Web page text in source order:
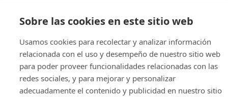
Sobre las cookies en este sitio web
Usamos cookies para recolectar y analizar información
relacionada con el uso y desempeño de nuestro sitio web
para poder proveer funcionalidades relacionadas con las
redes sociales, y para mejorar y personalizar
adecuadamente el contenido y publicidad en nuestro sitio